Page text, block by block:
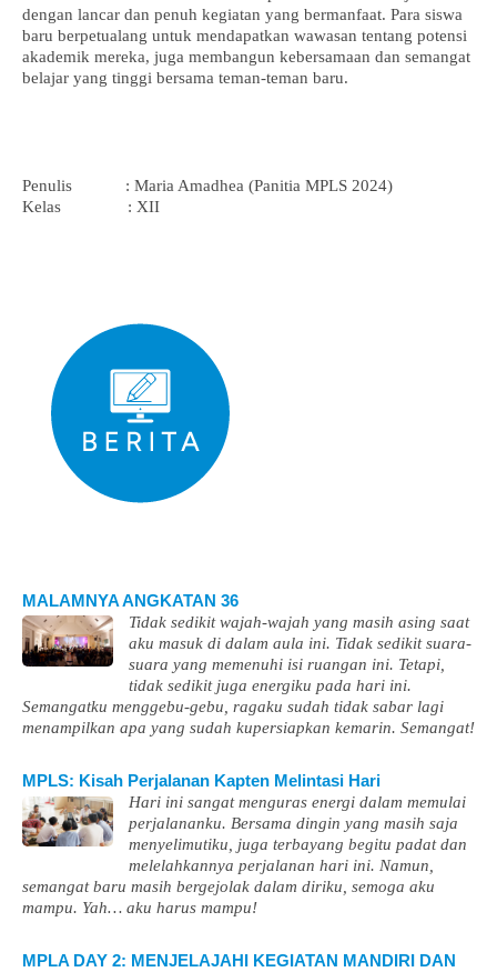
dengan lancar dan penuh kegiatan yang bermanfaat. Para siswa
baru berpetualang untuk mendapatkan wawasan tentang potensi
akademik mereka, juga membangun kebersamaan dan semangat
belajar yang tinggi bersama teman-teman baru.
Penulis : Maria Amadhea (Panitia MPLS 2024)
Kelas : XII
MALAMNYA ANGKATAN 36
Tidak sedikit wajah-wajah yang masih asing saat
aku masuk di dalam aula ini. Tidak sedikit suara-
suara yang memenuhi isi ruangan ini. Tetapi,
tidak sedikit juga energiku pada hari ini.
Semangatku menggebu-gebu, ragaku sudah tidak sabar lagi
menampilkan apa yang sudah kupersiapkan kemarin. Semangat!
MPLS: Kisah Perjalanan Kapten Melintasi Hari
Hari ini sangat menguras energi dalam memulai
perjalananku. Bersama dingin yang masih saja
menyelimutiku, juga terbayang begitu padat dan
melelahkannya perjalanan hari ini. Namun,
semangat baru masih bergejolak dalam diriku, semoga aku
mampu. Yah… aku harus mampu!
MPLA DAY 2: MENJELAJAHI KEGIATAN MANDIRI DAN